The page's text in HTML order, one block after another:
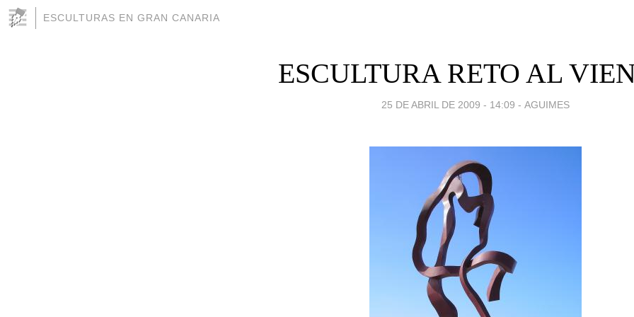
ESCULTURAS EN GRAN CANARIA
ESCULTURA RETO AL
25 DE ABRIL DE 2009 - 14:09 - AGUIMES